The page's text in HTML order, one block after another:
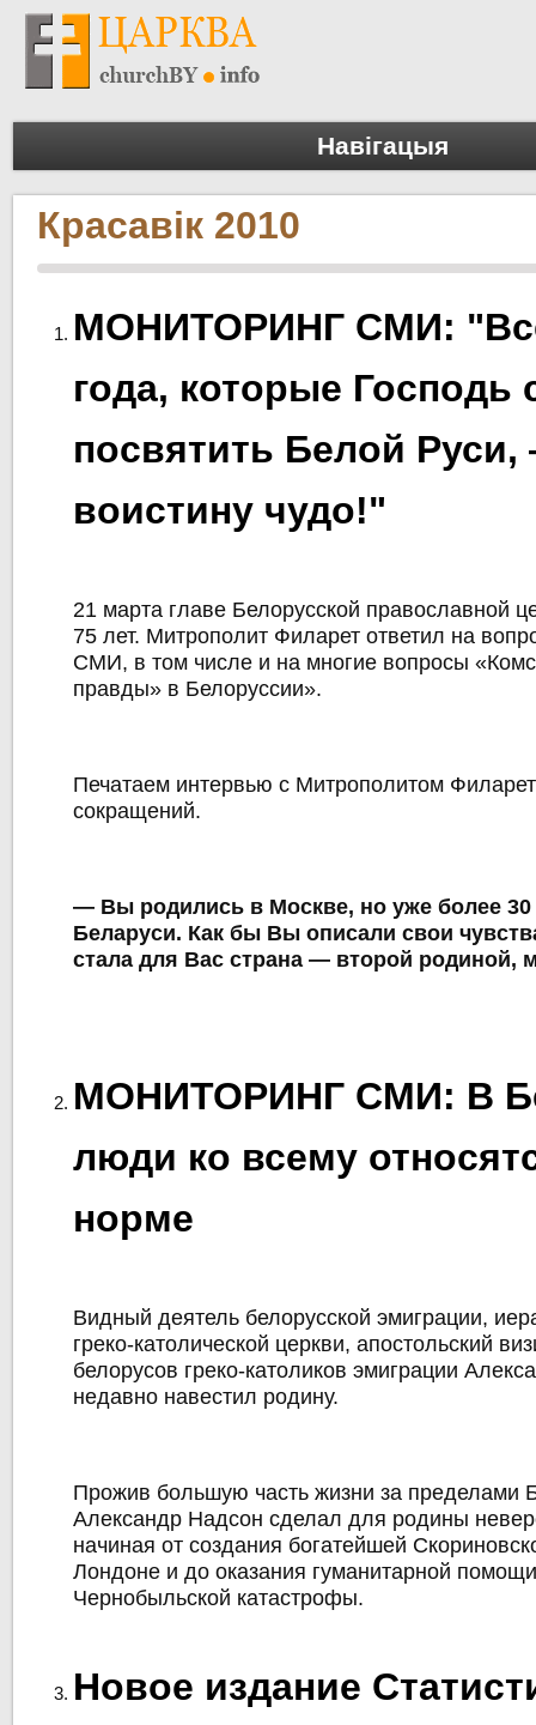
Навігацыя
Красавік 2010
МОНИТОРИНГ СМИ:
года, которые Господь
посвятить Белой
воистину чудо!"
21 марта главе Белорусской православной
75 лет. Митрополит Филарет ответил на
СМИ, в том числе и на многие вопросы
правды» в Белоруссии».
Печатаем интервью с Митрополитом
сокращений.
— Вы родились в Москве, но уже более 30
Беларуси. Как бы Вы описали свои
стала для Вас страна — второй родиной,
МОНИТОРИНГ СМИ: В
люди ко всему
норме
Видный деятель белорусской эмиграции,
греко-католической церкви, апостольский
белорусов греко-католиков эмиграции
недавно навестил родину.
Прожив большую часть жизни за пределами
Александр Надсон сделал для родины
начиная от создания богатейшей
Лондоне и до оказания гуманитарной
Чернобыльской катастрофы.
Новое издание